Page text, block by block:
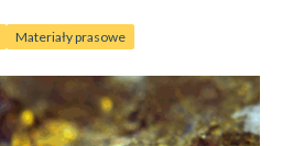
Materiały prasowe